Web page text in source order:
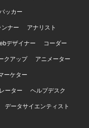
ッカー
ンナー
アナリスト
デザイナー
コーダー
クアップ
アニメーター
ーケター
ーター
ヘルプデスク
データサイエンティスト